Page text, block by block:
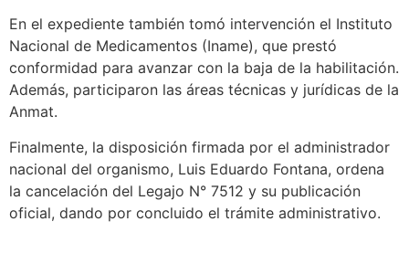
En el expediente también tomó intervención el Instituto
Nacional de Medicamentos (Iname), que prestó
conformidad para avanzar con la baja de la habilitación.
Además, participaron las áreas técnicas y jurídicas de la
Anmat.
Finalmente, la disposición firmada por el administrador
nacional del organismo, Luis Eduardo Fontana, ordena
la cancelación del Legajo N° 7512 y su publicación
oficial, dando por concluido el trámite administrativo.